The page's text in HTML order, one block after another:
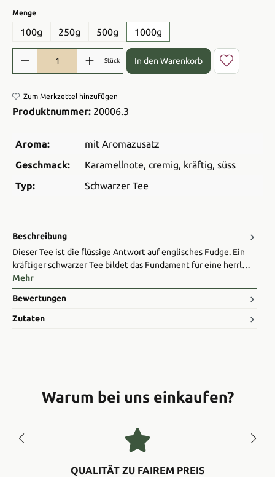
Mengeauswählen
100g 250g 500g 1000g
Produkt Anzahl: Gib den gewünschten Wert ein oder benutze die
Stück In den Warenkorb
Zum Merkzettel hinzufügen
Produktnummer: 20006.3
Aroma:
mit Aromazusatz
Geschmack:
Karamellnote, cremig, kräftig, süss
Typ:
Schwarzer Tee
Beschreibung
Dieser Tee ist die flüssige Antwort auf englisches Fudge. Ein
kräftiger schwarzer Tee bildet das Fundament für eine herrl…
Mehr
Bewertungen
Zutaten
Warum bei uns einkaufen?
QUALITÄT ZU FAIREM PREIS